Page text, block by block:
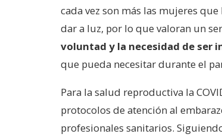
cada vez son más las mujeres
dar a luz, por lo que valoran un
voluntad y la necesidad de ser
que pueda necesitar durante el
Para la salud reproductiva la
protocolos de atención al
profesionales sanitarios.